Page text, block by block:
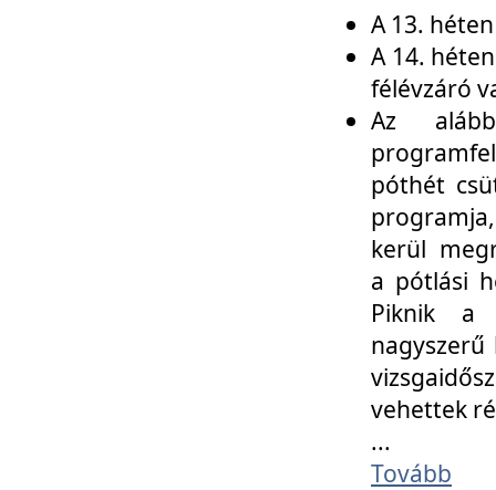
A 13.
A 14.
félévzáró
Az
póthét
kerül
a pótlási
Piknik a
vehettek
...
Tovább